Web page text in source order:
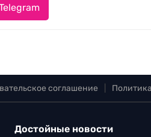
соглашение
Достойные новости